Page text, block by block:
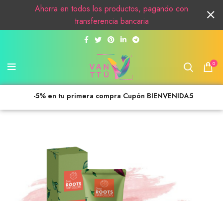
0
-5% en tu primera compra Cupón BIENVENIDA5
Ahorra en todos los productos, pagando con
transferencia bancaria